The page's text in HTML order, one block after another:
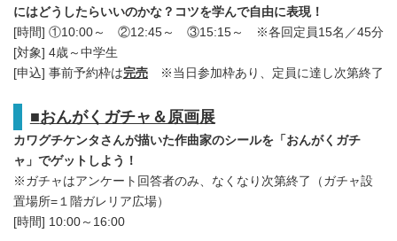
にはどうしたらいいのかな？コツを学んで自由に表現！
[時間] ①10:00～ ②12:45～ ③15:15～ ※各回定員15名／45分
[対象] 4歳～中学生
[申込] 事前予約枠は完売 ※当日参加枠あり、定員に達し次第終了
■おんがくガチャ＆原画展
カワグチケンタさんが描いた作曲家のシールを「おんがくガチ
ャ」でゲットしよう！
※ガチャはアンケート回答者のみ、なくなり次第終了（ガチャ設
置場所=１階ガレリア広場）
[時間] 10:00～16:00